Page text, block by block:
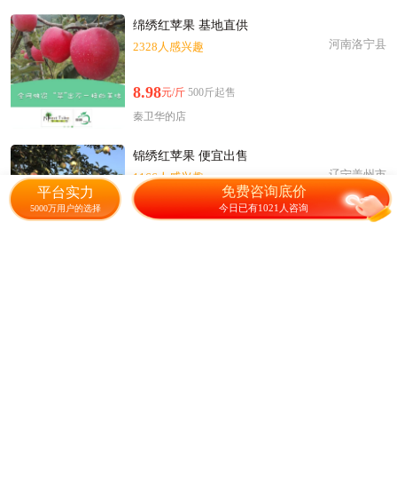
绵绣红苹果 基地直供
2328人感兴趣
河南洛宁县
8.98元/斤 500斤起售
秦卫华的店
锦绣红苹果 便宜出售
1166人感兴趣
辽宁盖州市
1.20元/斤 10000斤起售
平台实力
5000万用户的选择
免费咨询底价
今日已有1021人咨询